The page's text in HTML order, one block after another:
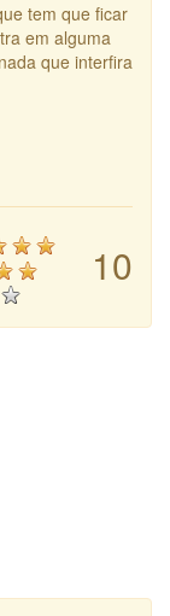
tem que ficar
em alguma
que interfira
10